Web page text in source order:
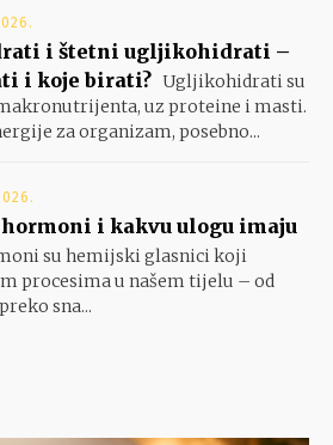
i štetni ugljikohidrati –
i koje birati? Ugljikohidrati su
uz proteine i masti.
za organizam, posebno...
i kakvu ulogu imaju
su hemijski glasnici koji
procesima u našem tijelu – od
sna...